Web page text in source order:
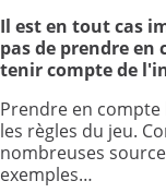
Il est en tout cas
pas de prendre
tenir compte de
Prendre en
les règles du jeu.
nombreuses
exemples…